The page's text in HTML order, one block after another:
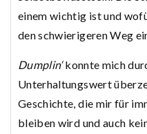
einem wichtig ist und
den schwierigeren Weg
Dumplin‘konnte mich
Unterhaltungswert
Geschichte, die mir für
bleiben wird und auch